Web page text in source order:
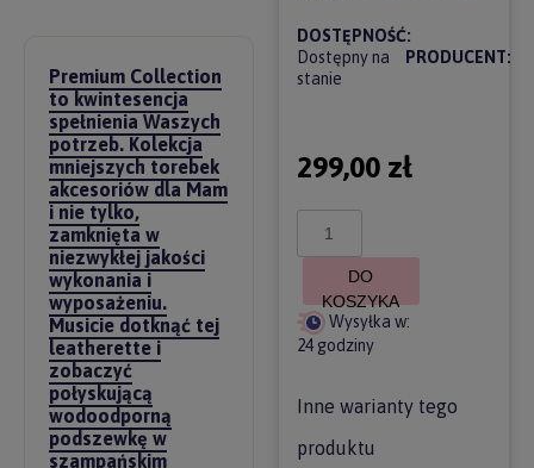
Premium Collection
to kwintesencja
spełnienia Waszych
potrzeb. Kolekcja
mniejszych torebek
akcesoriów dla Mam
i nie tylko,
zamknięta w
niezwykłej jakości
wykonania i
wyposażeniu.
Musicie dotknąć tej
leatherette i
zobaczyć
połyskującą
wodoodporną
podszewkę w
szampańskim
DOSTĘPNOŚĆ:
Dostępny na
stanie
PRODUCENT:
299,00 zł
DO
KOSZYKA
Wysyłka w:
24 godziny
Inne warianty tego
produktu